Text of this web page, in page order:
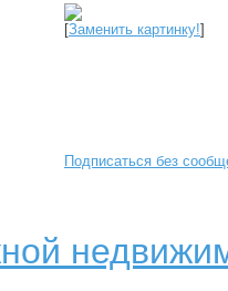
[Заменить картинку!]
Подписаться без